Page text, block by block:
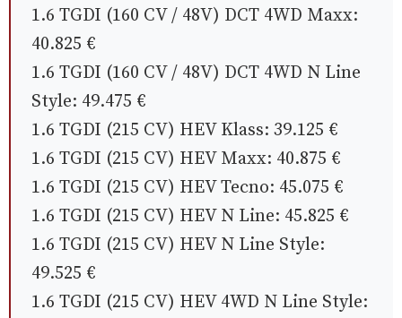
1.6 TGDI (160 CV / 48V) DCT 4WD Maxx:
40.825 €
1.6 TGDI (160 CV / 48V) DCT 4WD N Line
Style: 49.475 €
1.6 TGDI (215 CV) HEV Klass: 39.125 €
1.6 TGDI (215 CV) HEV Maxx: 40.875 €
1.6 TGDI (215 CV) HEV Tecno: 45.075 €
1.6 TGDI (215 CV) HEV N Line: 45.825 €
1.6 TGDI (215 CV) HEV N Line Style:
49.525 €
1.6 TGDI (215 CV) HEV 4WD N Line Style: